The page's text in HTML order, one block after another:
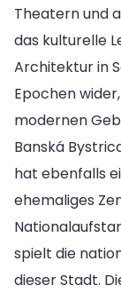
Theatern und
das kulturelle
Architektur in
Epochen
modernen
Banská
hat ebenfalls
ehemaliges
spielt die
dieser Stadt.